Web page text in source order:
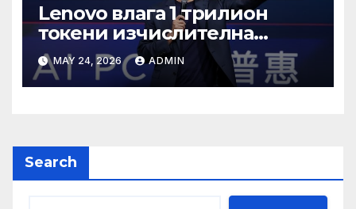
Lenovo влага 1 трилион
токени изчислителна
мощност в AI екосистемата
MAY 24, 2026 ADMIN
Search